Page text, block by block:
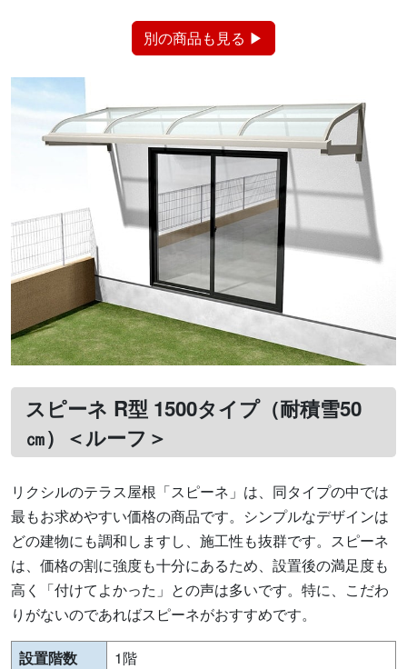
別の商品も見る ▶
スピーネ R型 1500タイプ（耐積雪50
㎝）＜ルーフ＞
リクシルのテラス屋根「スピーネ」は、同タイプの中では
最もお求めやすい価格の商品です。シンプルなデザインは
どの建物にも調和しますし、施工性も抜群です。スピーネ
は、価格の割に強度も十分にあるため、設置後の満足度も
高く「付けてよかった」との声は多いです。特に、こだわ
りがないのであればスピーネがおすすめです。
設置階数
1階